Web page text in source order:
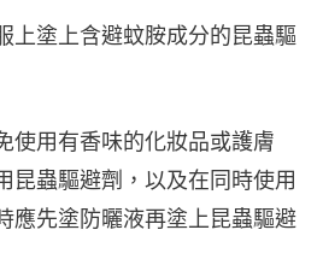
上塗上含避蚊胺成分的昆蟲驅
使用有香味的化妝品或護膚
昆蟲驅避劑，以及在同時使用
應先塗防曬液再塗上昆蟲驅避